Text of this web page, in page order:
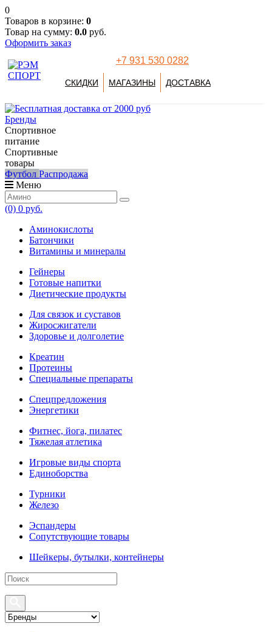
0
Товаров в корзине: 0
Товар на сумму: 0.0 руб.
Оформить заказ
+7 931 530 0282
СКИДКИ МАГАЗИНЫ ДОСТАВКА
Бренды
Спортивное
питание
Спортивные
товары
Футбол Распродажа
Меню
(0) 0 руб.
Аминокислоты
Батончики
Витамины и минералы
Гейнеры
Готовые напитки
Диетические продукты
Для связок и суставов
Жиросжигатели
Здоровье и долголетие
Креатин
Протеины
Специальные препараты
Спецпредложения
Энергетики
Фитнес, йога, пилатес
Тяжелая атлетика
Игровые виды спорта
Единоборства
Турники
Железо
Эспандеры
Сопутствующие товары
Шейкеры, бутылки, контейнеры